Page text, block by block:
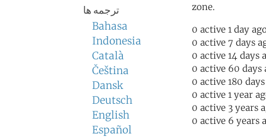
ترجمه ها
Bahasa
Indonesia
Català
Čeština
Dansk
Deutsch
English
Español
zone.
0 active 1 day
0 active 7 days
0 active 14 days
0 active 60 days
0 active 180
0 active 1 year
0 active 3 years
0 active 6 years